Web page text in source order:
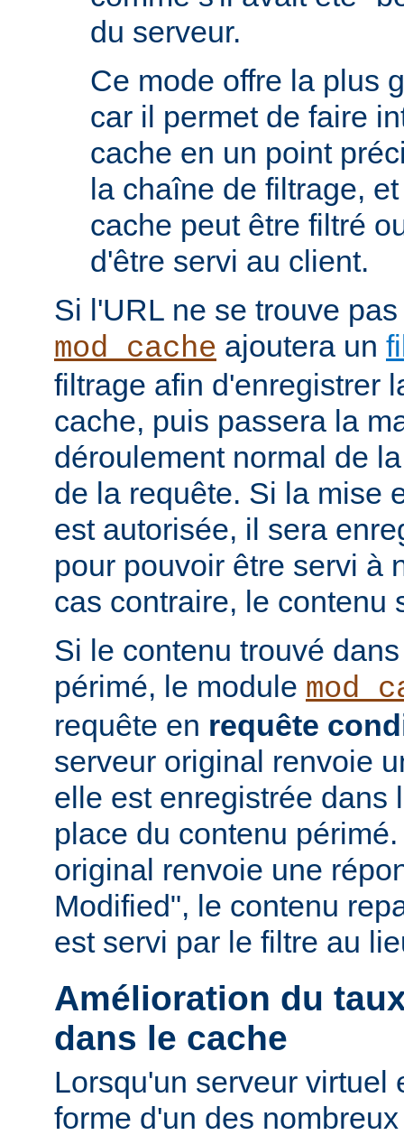
du serveur.
Ce mode offre la plus
car il permet de faire
cache en un point
la chaîne de filtrage,
cache peut être filtré
d'être servi au client.
Si l'URL ne se trouve
mod_cache ajoutera un
filtrage afin d'enregistrer
cache, puis passera la
déroulement normal de
de la requête. Si la mise
est autorisée, il sera
pour pouvoir être servi à
cas contraire, le contenu
Si le contenu trouvé
périmé, le module
requête en requête
serveur original renvoie
elle est enregistrée dans
place du contenu
original renvoie une
Modified", le contenu
est servi par le filtre au
Amélioration du
dans le cache
Lorsqu'un serveur virtuel
forme d'un des